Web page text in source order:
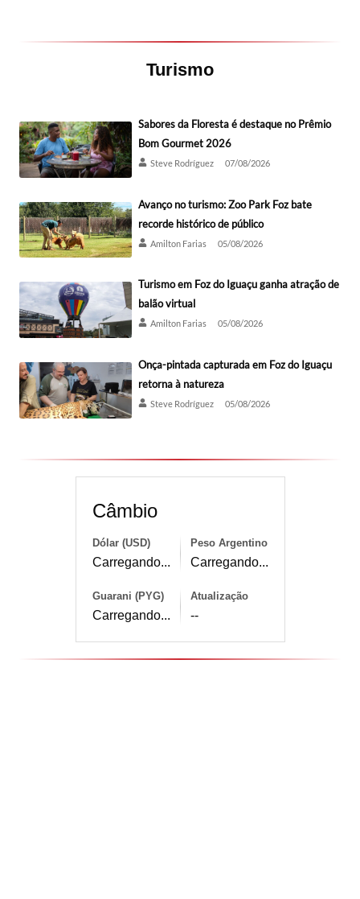
Turismo
Sabores da Floresta é destaque no Prêmio
Bom Gourmet 2026
Steve Rodríguez 07/08/2026
Avanço no turismo: Zoo Park Foz bate
recorde histórico de público
Amilton Farias 05/08/2026
Turismo em Foz do Iguaçu ganha atração de
balão virtual
Amilton Farias 05/08/2026
Onça-pintada capturada em Foz do Iguaçu
retorna à natureza
Steve Rodríguez 05/08/2026
Câmbio
Dólar (USD)
Carregando...
Peso Argentino
Carregando...
Guarani (PYG)
Carregando...
Atualização
--